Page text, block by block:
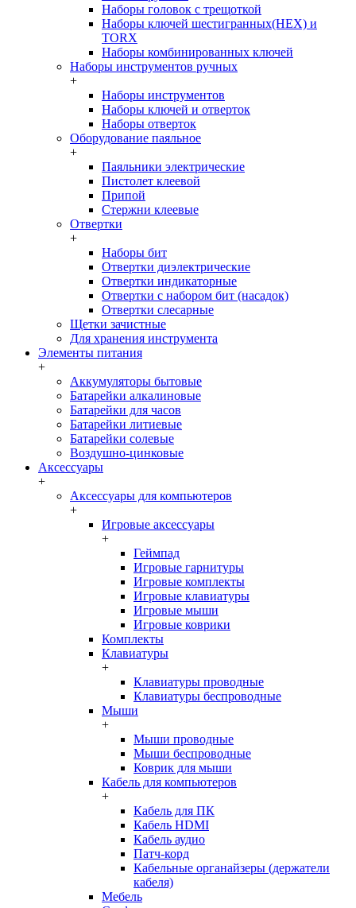
Наборы головок c трещоткой
Наборы ключей шестигранных(HEX) и
TORX
Наборы комбинированных ключей
Наборы инструментов ручных
+
Наборы инструментов
Наборы ключей и отверток
Наборы отверток
Оборудование паяльное
+
Паяльники электрические
Пистолет клеевой
Припой
Стержни клеевые
Отвертки
+
Наборы бит
Отвертки диэлектрические
Отвертки индикаторные
Отвертки с набором бит (насадок)
Отвертки слесарные
Щетки зачистные
Для хранения инструмента
Элементы питания
+
Аккумуляторы бытовые
Батарейки алкалиновые
Батарейки для часов
Батарейки литиевые
Батарейки солевые
Воздушно-цинковые
Аксессуары
+
Аксессуары для компьютеров
+
Игровые аксессуары
+
Геймпад
Игровые гарнитуры
Игровые комплекты
Игровые клавиатуры
Игровые мыши
Игровые коврики
Комплекты
Клавиатуры
+
Клавиатуры проводные
Клавиатуры беспроводные
Мыши
+
Мыши проводные
Мыши беспроводные
Коврик для мыши
Кабель для компьютеров
+
Кабель для ПК
Кабель HDMI
Кабель аудио
Патч-корд
Кабельные органайзеры (держатели
кабеля)
Мебель